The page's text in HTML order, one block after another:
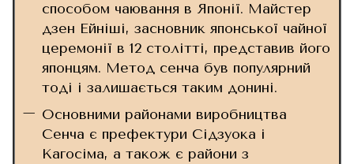
способом чаювання в Японії. Майстер
дзен Ейніші, засновник японської чайної
церемонії в 12 столітті, представив його
​​японцям. Метод сенча був популярний
тоді і залишається таким донині.
Основними районами виробництва
Сенча є префектури Сідзуока і
Кагосіма, а також є райони з